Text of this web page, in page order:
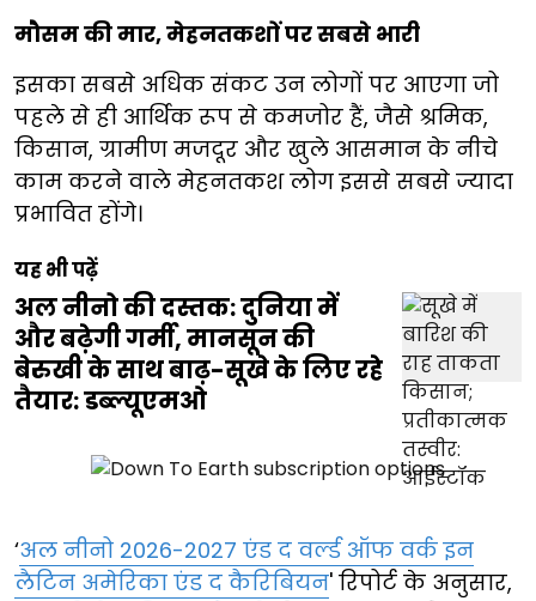
मौसम की मार, मेहनतकशों पर सबसे भारी
इसका सबसे अधिक संकट उन लोगों पर आएगा जो
पहले से ही आर्थिक रूप से कमजोर हैं, जैसे श्रमिक,
किसान, ग्रामीण मजदूर और खुले आसमान के नीचे
काम करने वाले मेहनतकश लोग इससे सबसे ज्यादा
प्रभावित होंगे।
यह भी पढ़ें
अल नीनो की दस्तक: दुनिया में
और बढ़ेगी गर्मी, मानसून की
बेरुखी के साथ बाढ़-सूखे के लिए रहे
तैयार: डब्ल्यूएमओ
‘अल नीनो 2026-2027 एंड द वर्ल्ड ऑफ वर्क इन
लैटिन अमेरिका एंड द कैरिबियन' रिपोर्ट के अनुसार,